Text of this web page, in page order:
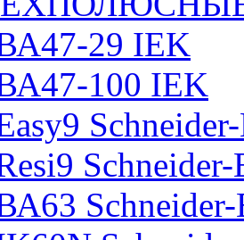
29 IEK
100 IEK